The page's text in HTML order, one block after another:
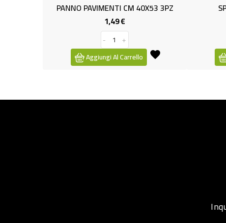
PANNO PAVIMENTI CM 40X53 3PZ
Aggiungi Al Carrello
SPAZZOLA PER
Aggiungi Al